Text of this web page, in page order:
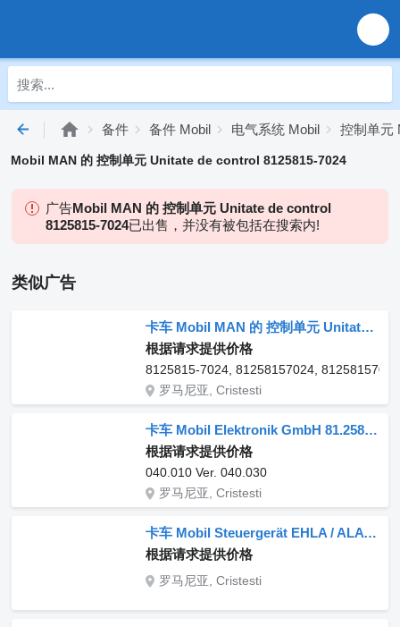
备件 备件 Mobil 电气系统 Mobil 控制单元
Mobil MAN 的 控制单元 Unitate de control 8125815-7024
广告Mobil MAN 的 控制单元 Unitate de control
8125815-7024已出售，并没有被包括在搜索内!
类似广告
卡车 Mobil MAN 的 控制单元 Unitate de control 8125815-7024
根据请求提供价格
8125815-7024, 81258157024,
罗马尼亚, Cristesti
卡车 Mobil Elektronik GmbH 81.25815-7024 的 控制单元 Unitate de control 040.010
根据请求提供价格
040.010 Ver. 040.030
罗马尼亚, Cristesti
卡车 Mobil Steuergerät EHLA / ALA 的 控制单元 Unitate de control MAN 81.25815-7024
根据请求提供价格
罗马尼亚, Cristesti